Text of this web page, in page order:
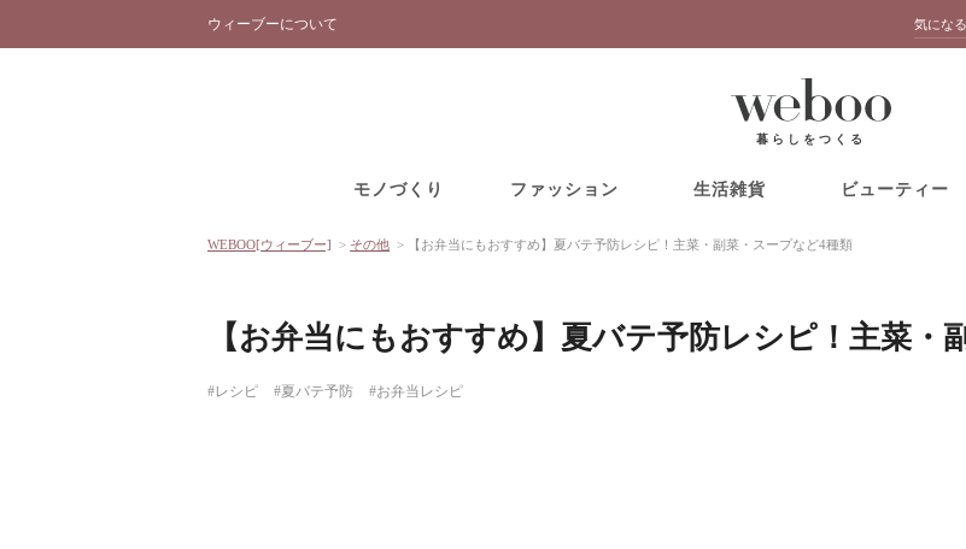
ウィーブーについて
暮らしをつくる
モノづくり ファッション 生活雑貨 ビューティー
WEBOO[ウィーブー] > その他 > 【お弁当にもおすすめ】夏バテ予防レシピ！主菜・副菜・スープなど4種類
【お弁当にもおすすめ】夏バテ予防レシピ！主菜・
#レシピ #夏バテ予防 #お弁当レシピ